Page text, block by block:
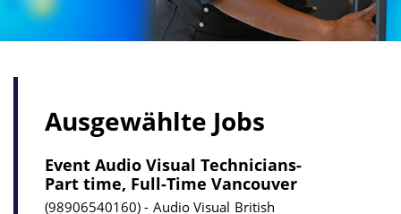
Ausgewählte Jobs
Event Audio Visual Technicians-
Part time, Full-Time Vancouver
98906540160 Audio Visual British